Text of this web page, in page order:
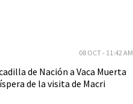
08 OCT - 11:42 AM